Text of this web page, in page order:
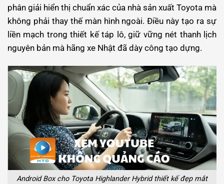
phân giải hiển thị chuẩn xác của nhà sản xuất Toyota mà
không phải thay thế màn hình ngoài. Điều này tạo ra sự
liền mạch trong thiết kế táp lô, giữ vững nét thanh lịch
nguyên bản mà hãng xe Nhật đã dày công tạo dựng.
Android Box cho Toyota Highlander Hybrid thiết kế đẹp mắt